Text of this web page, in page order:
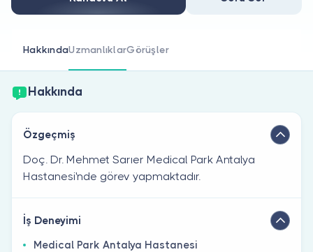
Doktor musunuz?
HakkındaUzmanlıklarGörüşler
Hakkında
Özgeçmiş
Doç. Dr. Mehmet Sarıer Medical Park Antalya
Hastanesi'nde görev yapmaktadır.
İş Deneyimi
Medical Park Antalya Hastanesi